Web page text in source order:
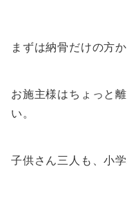
まずは納骨だけの方か
お施主様はちょっと
い。
子供さん三人も、小